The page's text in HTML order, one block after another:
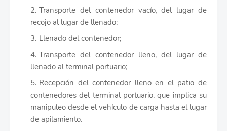
Transporte del contenedor vacío, del lugar de
recojo al lugar de llenado;
Llenado del contenedor;
Transporte del contenedor lleno, del lugar de
llenado al terminal portuario;
Recepción del contenedor lleno en el patio de
contenedores del terminal portuario, que implica su
manipuleo desde el vehículo de carga hasta el lugar
de apilamiento.